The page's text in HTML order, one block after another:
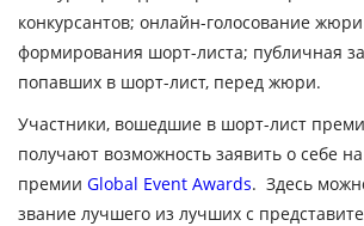
конкурсантов; онлайн-голосование
формирования шорт-листа; публичная
попавших в шорт-лист, перед жюри.
Участники, вошедшие в шорт-лист
получают возможность заявить о себе
премии Global Event Awards. Здесь
звание лучшего из лучших с